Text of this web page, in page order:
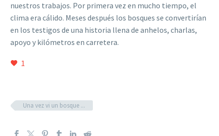
nuestros trabajos. Por primera vez en mucho tiempo, el
clima era cálido. Meses después los bosques se convertirían
en los testigos de una historia llena de anhelos, charlas,
apoyo y kilómetros en carretera.
1
Una vez vi un bosque ...